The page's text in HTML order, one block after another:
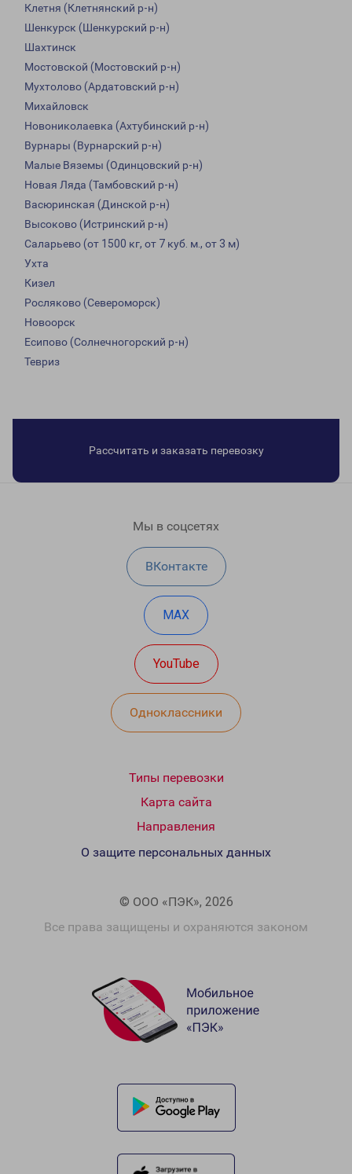
Клетня (Клетнянский р-н)
Шенкурск (Шенкурский р-н)
Шахтинск
Мостовской (Мостовский р-н)
Мухтолово (Ардатовский р-н)
Михайловск
Новониколаевка (Ахтубинский р-н)
Вурнары (Вурнарский р-н)
Малые Вяземы (Одинцовский р-н)
Новая Ляда (Тамбовский р-н)
Васюринская (Динской р-н)
Высоково (Истринский р-н)
Саларьево (от 1500 кг, от 7 куб. м., от 3 м)
Ухта
Кизел
Росляково (Североморск)
Новоорск
Есипово (Солнечногорский р-н)
Тевриз
Рассчитать и заказать перевозку
Мы в соцсетях
ВКонтакте
MAX
YouTube
Одноклассники
Типы перевозки
Карта сайта
Направления
© ООО «ПЭК», 2026
Все права защищены и охраняются законом
О защите персональных данных